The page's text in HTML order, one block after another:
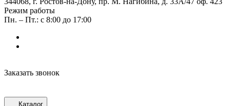
Режим работы
Пн. – Пт.: с 8:00 до 17:00
Заказать звонок
Каталог